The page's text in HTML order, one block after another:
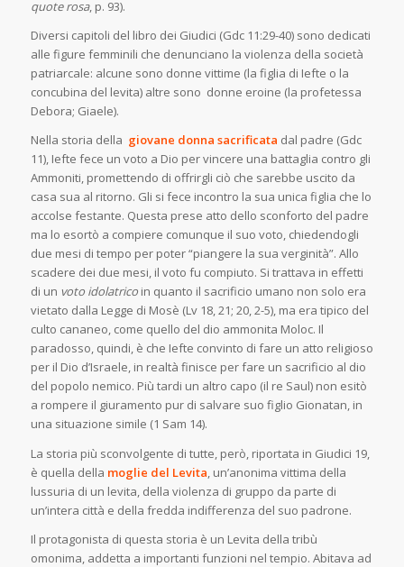
quote rosa, p. 93).
Diversi capitoli del libro dei Giudici (Gdc 11:29-40) sono dedicati
alle figure femminili che denunciano la violenza della società
patriarcale: alcune sono donne vittime (la figlia di Iefte o la
concubina del levita) altre sono donne eroine (la profetessa
Debora; Giaele).
Nella storia della giovane donna sacrificata dal padre (Gdc
11), Iefte fece un voto a Dio per vincere una battaglia contro gli
Ammoniti, promettendo di offrirgli ciò che sarebbe uscito da
casa sua al ritorno. Gli si fece incontro la sua unica figlia che lo
accolse festante. Questa prese atto dello sconforto del padre
ma lo esortò a compiere comunque il suo voto, chiedendogli
due mesi di tempo per poter “piangere la sua verginità”. Allo
scadere dei due mesi, il voto fu compiuto. Si trattava in effetti
di un voto idolatricoin quanto il sacrificio umano non solo era
vietato dalla Legge di Mosè (Lv 18, 21; 20, 2-5), ma era tipico del
culto cananeo, come quello del dio ammonita Moloc. Il
paradosso, quindi, è che Iefte convinto di fare un atto religioso
per il Dio d’Israele, in realtà finisce per fare un sacrificio al dio
del popolo nemico. Più tardi un altro capo (il re Saul) non esitò
a rompere il giuramento pur di salvare suo figlio Gionatan, in
una situazione simile (1 Sam 14).
La storia più sconvolgente di tutte, però, riportata in Giudici 19,
è quella della moglie del Levita , un’anonima vittima della
lussuria di un levita, della violenza di gruppo da parte di
un’intera città e della fredda indifferenza del suo padrone.
Il protagonista di questa storia è un Levita della tribù
omonima, addetta a importanti funzioni nel tempio. Abitava ad